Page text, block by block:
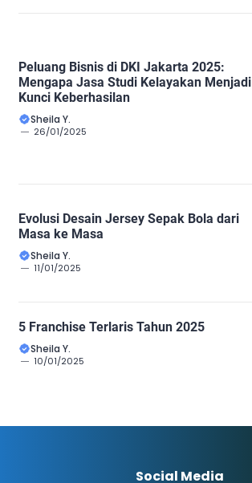
Peluang Bisnis di DKI Jakarta 2025:
Mengapa Jasa Studi Kelayakan Menjadi
Kunci Keberhasilan
Sheila Y.
26/01/2025
Evolusi Desain Jersey Sepak Bola dari
Masa ke Masa
Sheila Y.
11/01/2025
5 Franchise Terlaris Tahun 2025
Sheila Y.
10/01/2025
Social Media